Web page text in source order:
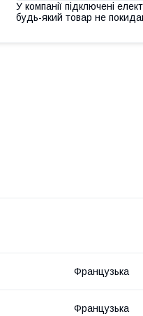
У компанії підключені
будь-який товар не
Французька
Французька